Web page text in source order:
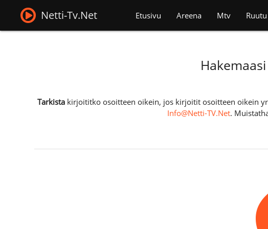
Netti-Tv.Net Etusivu Areena Mtv Ruutu
Tarkistakirjoititko osoitteen oikein, jos kirjoitit osoitteen oikein
Info@Netti-TV.Net.